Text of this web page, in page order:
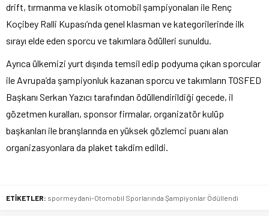
drift, tırmanma ve klasik otomobil şampiyonaları ile Renç
Koçibey Ralli Kupası’nda genel klasman ve kategorilerinde ilk
sırayı elde eden sporcu ve takımlara ödülleri sunuldu.
Ayrıca ülkemizi yurt dışında temsil edip podyuma çıkan sporcular
ile Avrupa’da şampiyonluk kazanan sporcu ve takımların TOSFED
Başkanı Serkan Yazıcı tarafından ödüllendirildiği gecede, il
gözetmen kuralları, sponsor firmalar, organizatör kulüp
başkanları ile branşlarında en yüksek gözlemci puanı alan
organizasyonlara da plaket takdim edildi.
ETİKETLER: spormeydani-Otomobil Sporlarında Şampiyonlar Ödüllendi